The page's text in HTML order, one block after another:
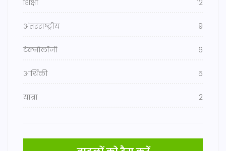
शिक्षा 12
अंतरराष्ट्रीय 9
टेक्नोलॉजी 6
आर्थिकी 5
यात्रा 2